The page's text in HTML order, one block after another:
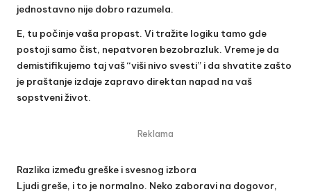
jednostavno nije dobro razumela.
E, tu počinje vaša propast. Vi tražite logiku tamo gde
postoji samo čist, nepatvoren bezobrazluk. Vreme je da
demistifikujemo taj vaš “viši nivo svesti” i da shvatite zašto
je praštanje izdaje zapravo direktan napad na vaš
sopstveni život.
Reklama
Razlika između greške i svesnog izbora
Ljudi greše, i to je normalno. Neko zaboravi na dogovor,